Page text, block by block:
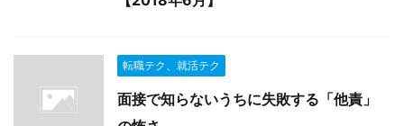
転職テク、就活テク
面接で知らないうちに失敗する「他責」